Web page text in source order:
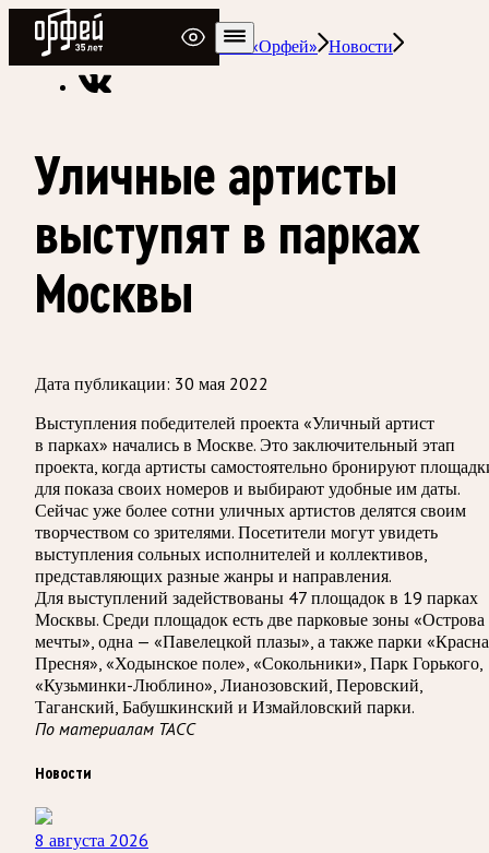
Радио Орфей
Радио классической музыки «Орфей» Новости
Уличные артисты
выступят в парках
Москвы
Дата публикации: 30 мая 2022
Выступления победителей проекта «Уличный артист
в парках» начались в Москве. Это заключительный этап
проекта, когда артисты самостоятельно бронируют
для показа своих номеров и выбирают удобные им даты.
Сейчас уже более сотни уличных артистов делятся своим
творчеством со зрителями. Посетители могут увидеть
выступления сольных исполнителей и коллективов,
представляющих разные жанры и направления.
Для выступлений задействованы 47 площадок в 19 парках
Москвы. Среди площадок есть две парковые зоны «Острова
мечты», одна — «Павелецкой плазы», а также парки
Пресня», «Ходынское поле», «Сокольники», Парк Горького,
«Кузьминки-Люблино», Лианозовский, Перовский,
Таганский, Бабушкинский и Измайловский парки.
По материалам ТАСС
Новости
8 августа 2026